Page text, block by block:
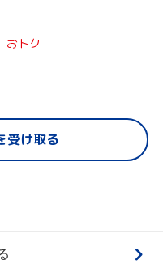
おトク
受け取る